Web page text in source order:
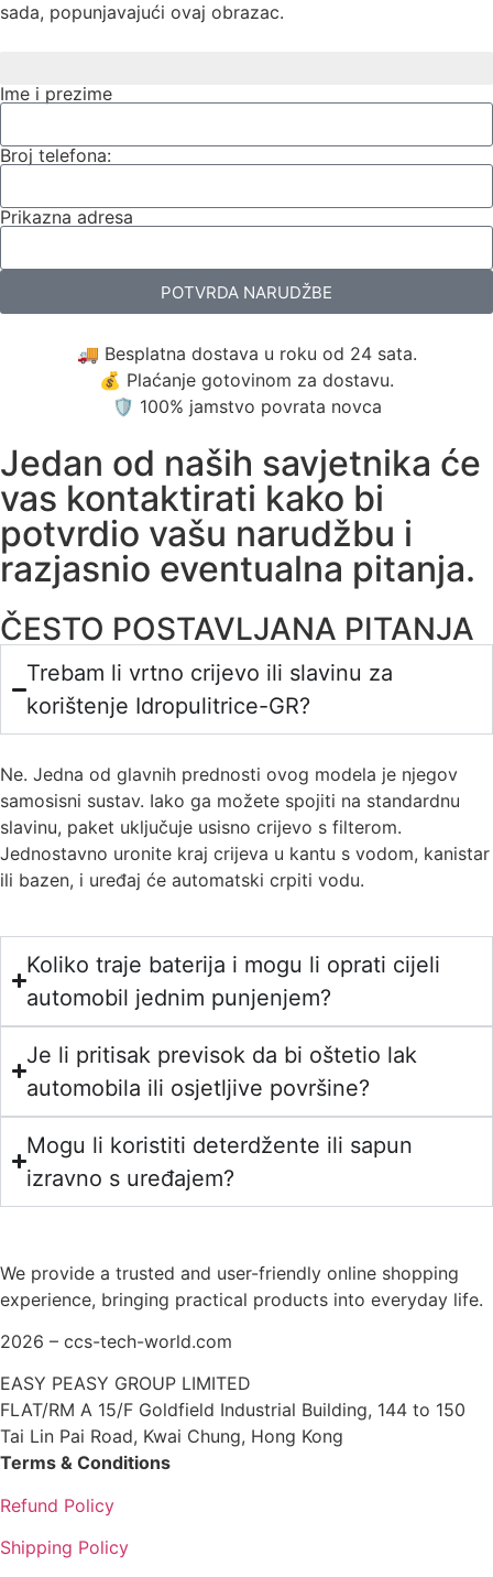
sada, popunjavajući ovaj obrazac.
Ime i prezime
Broj telefona:
Prikazna adresa
POTVRDA NARUDŽBE
🚚 Besplatna dostava u roku od 24 sata.
💰 Plaćanje gotovinom za dostavu.
🛡️ 100% jamstvo povrata novca
Jedan od naših savjetnika će
vas kontaktirati kako bi
potvrdio vašu narudžbu i
razjasnio eventualna pitanja.
ČESTO POSTAVLJANA PITANJA
Trebam li vrtno crijevo ili slavinu za
korištenje Idropulitrice-GR?
Ne. Jedna od glavnih prednosti ovog modela je njegov
samosisni sustav. Iako ga možete spojiti na standardnu
slavinu, paket uključuje usisno crijevo s filterom.
Jednostavno uronite kraj crijeva u kantu s vodom, kanistar
ili bazen, i uređaj će automatski crpiti vodu.
Koliko traje baterija i mogu li oprati cijeli
automobil jednim punjenjem?
Je li pritisak previsok da bi oštetio lak
automobila ili osjetljive površine?
Mogu li koristiti deterdžente ili sapun
izravno s uređajem?
We provide a trusted and user-friendly online shopping
experience, bringing practical products into everyday life.
2026 – ccs-tech-world.com
EASY PEASY GROUP LIMITED
FLAT/RM A 15/F Goldfield Industrial Building, 144 to 150
Tai Lin Pai Road, Kwai Chung, Hong Kong
Terms & Conditions
Refund Policy
Shipping Policy